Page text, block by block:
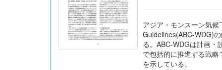
アジア・モンスーン気
Guidelines(ABC-WDG)
る。ABC-WDGは計画・
で包括的に推進する戦
を示している。